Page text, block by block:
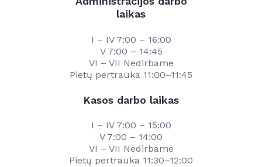
laikas
I – IV 7:00 – 16:00
V 7:00 – 14:45
VI – VII Nedirbame
Pietų pertrauka 11:00–11:45
Kasos darbo laikas
I – IV 7:00 – 15:00
V 7:00 – 14:00
VI – VII Nedirbame
Pietų pertrauka 11:30–12:00